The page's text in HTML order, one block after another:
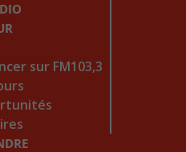
sur FM103,3